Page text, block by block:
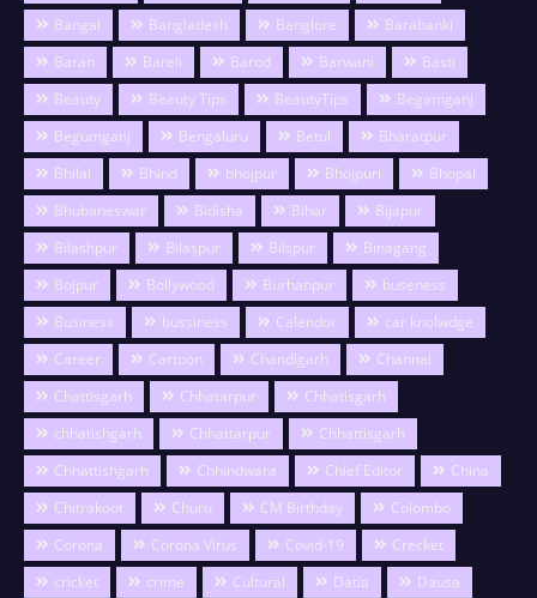
Bangal
Bangladesh Banglore
Barabanki
Baran
Bareli Barod Barwani
Basti
Beauty
Beauty Tips BeautyTips
Begamganj
Begumganj
Bengaluru Betul
Bharatpur
Bhilai
Bhind bhojpur Bhojpuri
Bhopal
Bhubaneswar
Bidisha Bihar
Bijapur
Bilashpur
Bilaspur Bilspur
Binagang
Bojpur
Bollywood Burhanpur
buseness
Business
bussiness Calendor
car knolwdge
Career
Cartoon Chandigarh
Channai
Chattisgarh
Chhatarpur
Chhatisgarh
chhatishgarh
Chhattarpur
Chhattisgarh
Chhattishgarh
Chhindwara Chief Editor
China
Chitrakoot
Churu CM Birthday
Colombo
Corona
Corona Virus Covid-19
Crecket
cricket
crime Cultural Datia
Dausa